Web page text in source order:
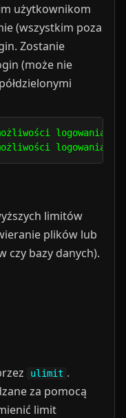
użytkownikom
(wszystkim poza
Zostanie
(może nie
możliwości
możliwości
limitów
plików lub
czy bazy danych).
ulimit .
za pomocą
limit